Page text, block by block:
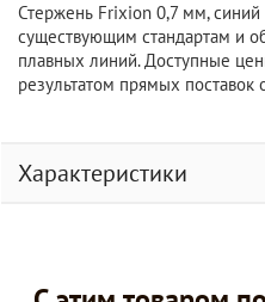
Стержень Frixion 0,7 мм, синий
существующим стандартам и
плавных линий. Доступные
результатом прямых
Характеристики